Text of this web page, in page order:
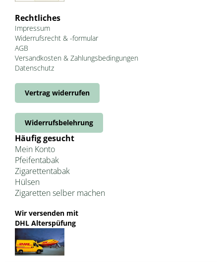
Rechtliches
Impressum
Widerrufsrecht & -formular
AGB
Versandkosten & Zahlungsbedingungen
Datenschutz
Vertrag widerrufen
Widerrufsbelehrung
Häufig gesucht
Mein Konto
Pfeifentabak
Zigarettentabak
Hülsen
Zigaretten selber machen
Wir versenden mit
DHL Alterspüfung